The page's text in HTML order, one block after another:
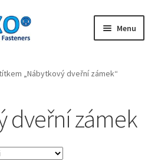
Menu
„Nábytkový dveřní zámek“
dveřní zámek